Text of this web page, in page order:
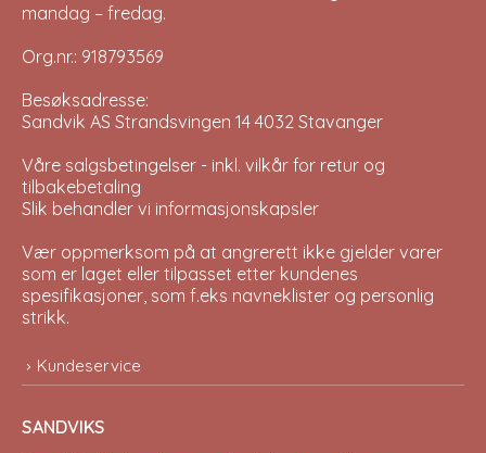
mandag – fredag.
Org.nr.: 918793569
Besøksadresse:
Sandvik AS Strandsvingen 14 4032 Stavanger
Våre salgsbetingelser - inkl. vilkår for retur og
tilbakebetaling
Slik behandler vi informasjonskapsler
Vær oppmerksom på at angrerett ikke gjelder varer
som er laget eller tilpasset etter kundenes
spesifikasjoner, som f.eks navneklister og personlig
strikk.
Kundeservice
SANDVIKS